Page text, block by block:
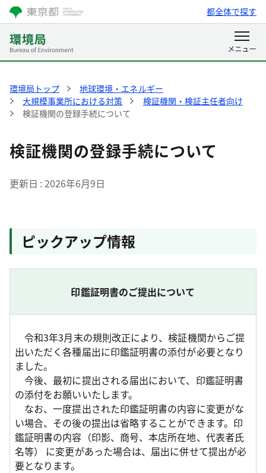
都全体で探す
環境局トップ
地球環境・エネルギー
大規模事業所における対策
検証機関・検証主任者向け
検証機関の登録手続について
検証機関の登録手続について
更新日 2026年6月9日
ピックアップ情報
印鑑証明書のご提出について
令和3年3月末の規則改正により、検証機関からご提
出いただく各種届出に印鑑証明書の添付が必要となり
ました。
今後、最初に提出される届出において、印鑑証明書
の添付をお願いいたします。
なお、一度提出された印鑑証明書の内容に変更がな
い場合、その後の提出は省略することができます。印
鑑証明書の内容（印影、商号、本店所在地、代表者氏
名等） に変更があった場合は、届出に併せて提出が必
要となります。